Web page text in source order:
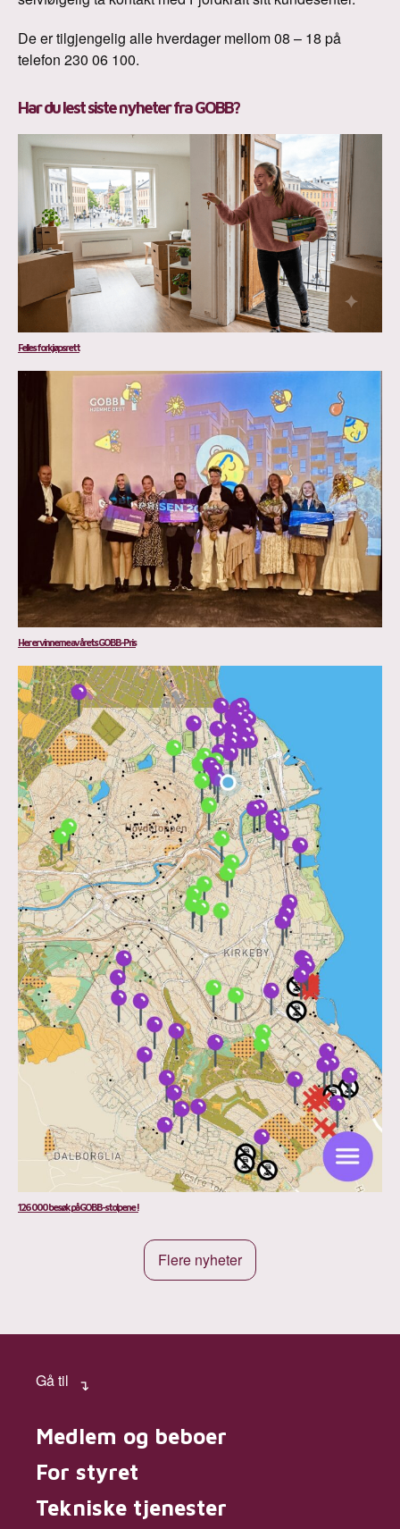
De er tilgjengelig alle hverdager mellom 08 – 18 på
telefon 230 06 100.
Har du lest siste nyheter fra GOBB?
Felles forkjøpsrett
Her er vinnerne av årets GOBB-Pris
126 000 besøk på GOBB-stolpene !
Flere nyheter
Gå til
Medlem og beboer
For styret
Tekniske tjenester